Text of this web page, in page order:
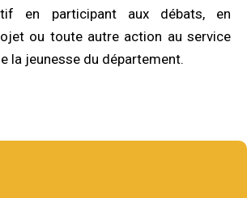
en participant aux débats, en
ou toute autre action au service
la jeunesse du département.